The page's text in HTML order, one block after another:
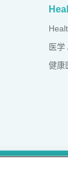
医学
健康